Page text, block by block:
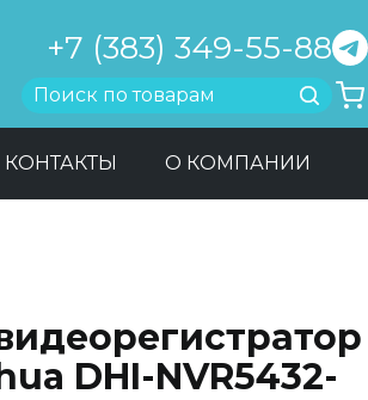
+7 (383) 349-55-88
Найти
КОНТАКТЫ О КОМПАНИИ
DHI-NVR5432-